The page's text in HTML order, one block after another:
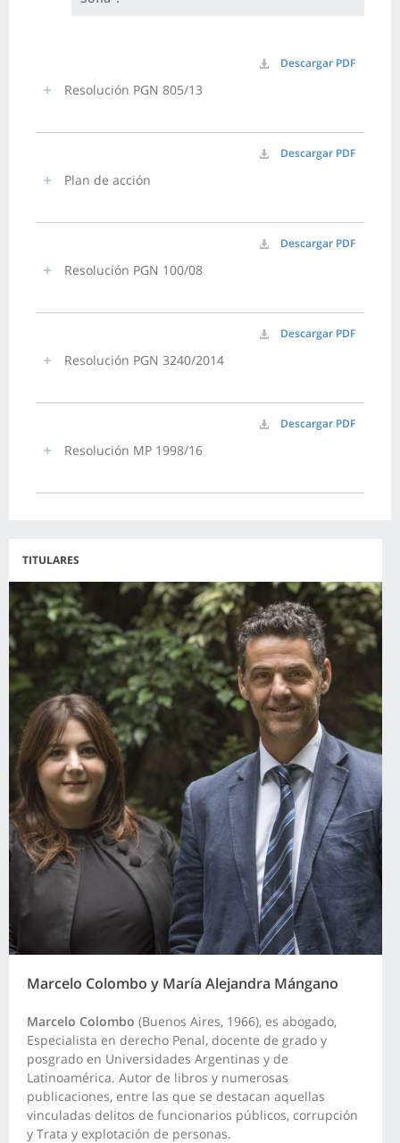
Descargar PDF
Resolución PGN 805/13
Descargar PDF
Plan de acción
Descargar PDF
Resolución PGN 100/08
Descargar PDF
Resolución PGN 3240/2014
Descargar PDF
Resolución MP 1998/16
TITULARES
Marcelo Colombo y María Alejandra Mángano
Marcelo Colombo (Buenos Aires, 1966), es abogado,
Especialista en derecho Penal, docente de grado y
posgrado en Universidades Argentinas y de
Latinoamérica. Autor de libros y numerosas
publicaciones, entre las que se destacan aquellas
vinculadas delitos de funcionarios públicos, corrupción
y Trata y explotación de personas.